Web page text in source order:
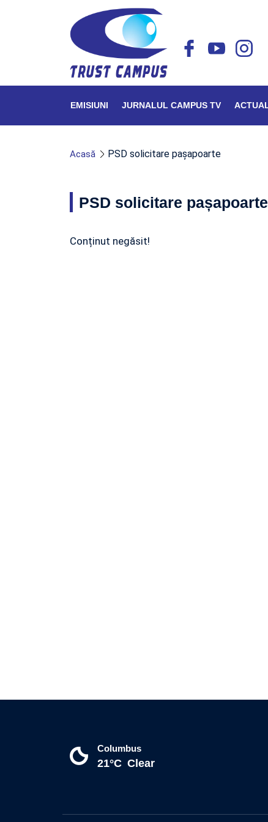
EMISIUNI JURNALUL CAMPUS TV
Acasă PSD solicitare pașapoarte
PSD solicitare pașapoarte
Conținut negăsit!
Columbus
21°C Clear